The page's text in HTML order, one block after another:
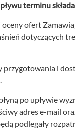
terminu
ofert
dotyczących
przygotowania i
po upływie
adres e-mail
podlegały